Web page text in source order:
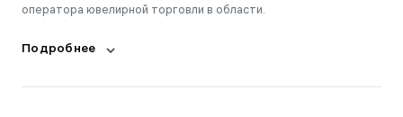
оператора ювелирной торговли в области.
Подробнее